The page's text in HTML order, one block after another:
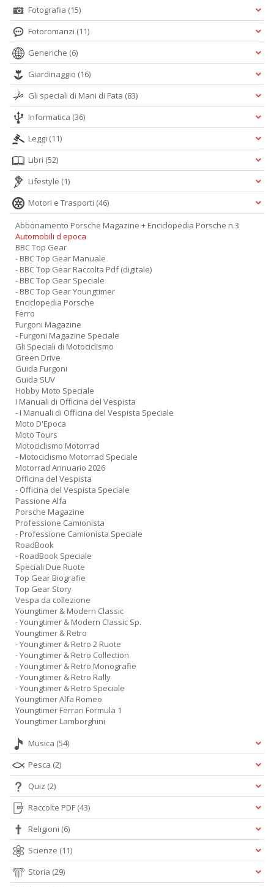
Fotografia (15)
Fotoromanzi (11)
Generiche (6)
Giardinaggio (16)
Gli speciali di Mani di Fata (83)
Informatica (36)
Leggi (11)
Libri (52)
Lifestyle (1)
Motori e Trasporti (46)
Abbonamento Porsche Magazine + Enciclopedia Porsche n.3
Automobili d epoca
BBC Top Gear
- BBC Top Gear Manuale
- BBC Top Gear Raccolta Pdf (digitale)
- BBC Top Gear Speciale
- BBC Top Gear Youngtimer
Enciclopedia Porsche
Ferro
Furgoni Magazine
- Furgoni Magazine Speciale
Gli Speciali di Motociclismo
Green Drive
Guida Furgoni
Guida SUV
Hobby Moto Speciale
I Manuali di Officina del Vespista
- I Manuali di Officina del Vespista Speciale
Moto D'Epoca
Moto Tours
Motociclismo Motorrad
- Motociclismo Motorrad Speciale
Motorrad Annuario 2026
Officina del Vespista
- Officina del Vespista Speciale
Passione Alfa
Porsche Magazine
Professione Camionista
- Professione Camionista Speciale
RoadBook
- RoadBook Speciale
Speciali Due Ruote
Top Gear Biografie
Top Gear Story
Vespa da collezione
Youngtimer & Modern Classic
- Youngtimer & Modern Classic Sp.
Youngtimer & Retro
- Youngtimer & Retro 2 Ruote
- Youngtimer & Retro Collection
- Youngtimer & Retro Monografie
- Youngtimer & Retro Rally
- Youngtimer & Retro Speciale
Youngtimer Alfa Romeo
Youngtimer Ferrari Formula 1
Youngtimer Lamborghini
Musica (54)
Pesca (2)
Quiz (2)
Raccolte PDF (43)
Religioni (6)
Scienze (11)
Storia (29)